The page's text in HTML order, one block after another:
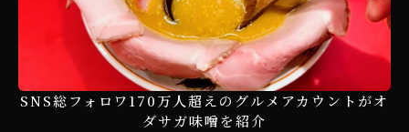
SNS総フォロワ170万人超えのグルメアカウントがオ
ダサガ味噌を紹介